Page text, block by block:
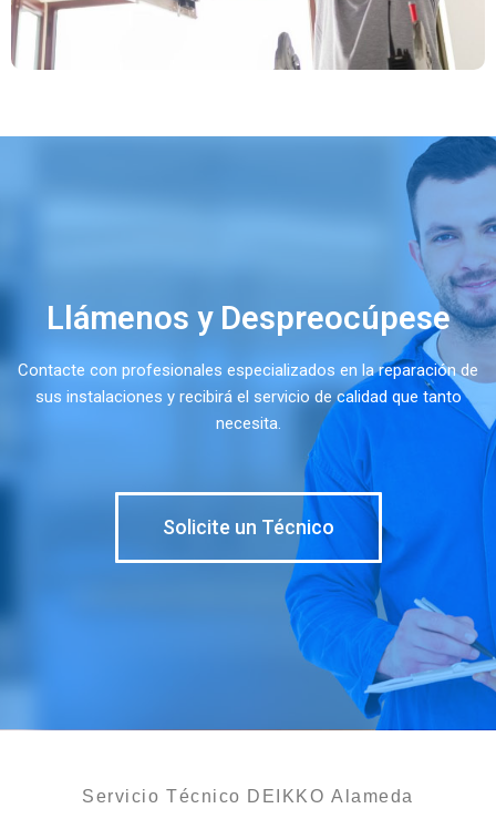
Llámenos y Despreocúpese
Contacte con profesionales especializados en la reparación de
sus instalaciones y recibirá el servicio de calidad que tanto
necesita.
Solicite un Técnico
Servicio Técnico DEIKKO Alameda